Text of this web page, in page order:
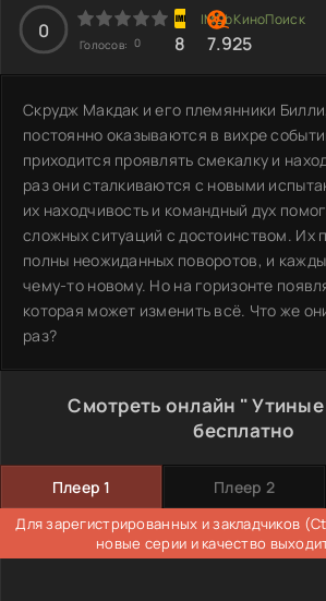
0
Голосов: 0 8 7.925
Скрудж Макдак и его племянники
постоянно оказываются в вихре
приходится проявлять смекалку и
раз они сталкиваются с новыми
их находчивость и командный дух
сложных ситуаций с достоинством. Их
полны неожиданных поворотов, и
чему-то новому. Но на горизонте
которая может изменить всё. Что же
раз?
Смотреть онлайн "
бесплатно
Плеер 1 Плеер 2
Для зарегистрированных и закладчиков
новые серии и качество